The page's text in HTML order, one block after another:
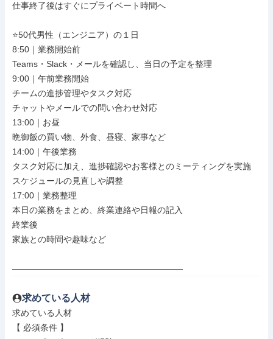
仕事終了後はすぐにプライベート時間へ
⭐50代男性（エンジニア）の１日
8:50｜業務開始前
Teams・Slack・メールを確認し、当日の予定を整理
9:00｜午前業務開始
チームの進捗管理やタスク対応
チャットやメールでの問い合わせ対応
13:00｜お昼
晩御飯の買い物、外食、昼寝、家事など
14:00｜午後業務
タスク対応に加え、進捗確認やお客様とのミーティングを実施
スケジュールの見直しや調整
17:00｜業務整理
本日の業務をまとめ、終業連絡や日報の記入
終業後
家族との時間や趣味など
――――――――――――――――――――
求めている人材
求めている人材
【 必須条件 】